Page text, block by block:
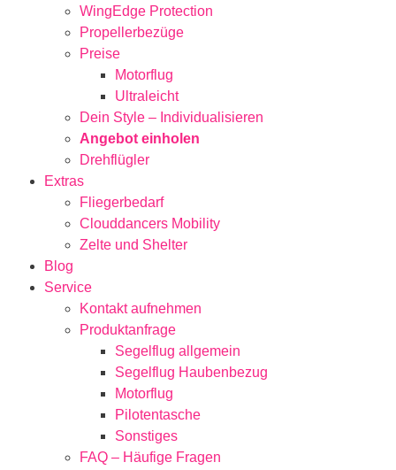
WingEdge Protection
Propellerbezüge
Preise
Motorflug
Ultraleicht
Dein Style – Individualisieren
Angebot einholen
Drehflügler
Extras
Fliegerbedarf
Clouddancers Mobility
Zelte und Shelter
Blog
Service
Kontakt aufnehmen
Produktanfrage
Segelflug allgemein
Segelflug Haubenbezug
Motorflug
Pilotentasche
Sonstiges
FAQ – Häufige Fragen